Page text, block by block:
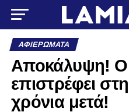
ΑΦΙΕΡΏΜΑΤΑ
Αποκάλυψη! Ο
επιστρέφει
χρόνια μετά!